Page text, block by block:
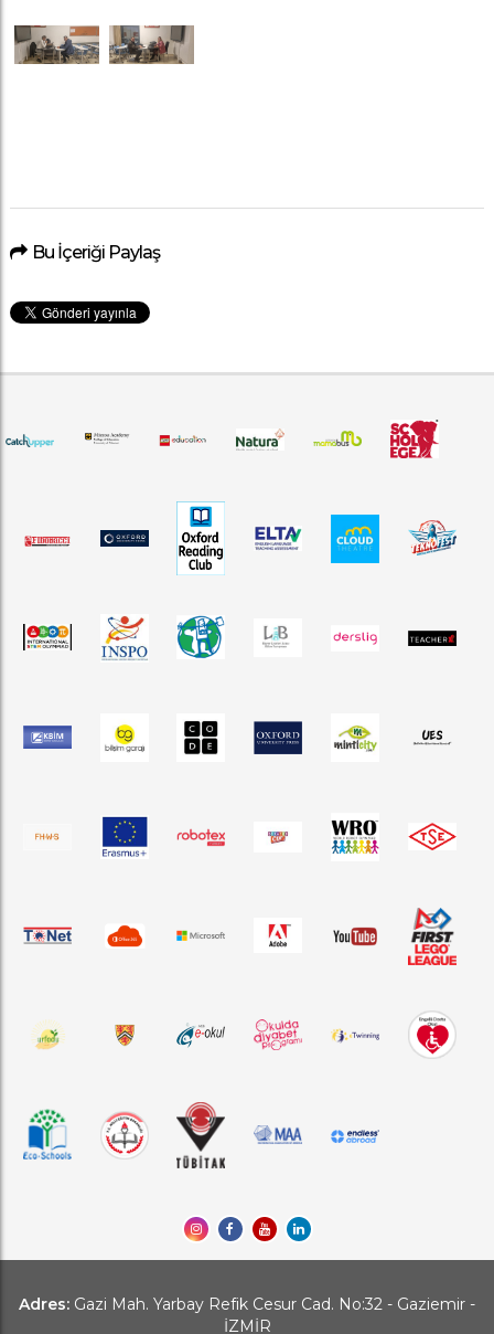
Bu İçeriği Paylaş
Adres: Gazi Mah. Yarbay Refik Cesur Cad. No:32 - Gaziemir -
İZMİR